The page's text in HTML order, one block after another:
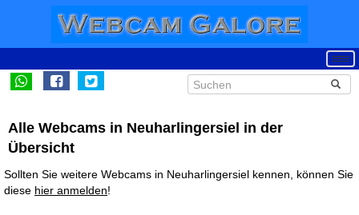
Alle Webcams in Neuharlingersiel in der
Übersicht
Sollten Sie weitere Webcams in Neuharlingersiel kennen, können Sie
diese hier anmelden!